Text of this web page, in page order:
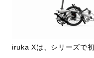
iruka Xは、シリーズで